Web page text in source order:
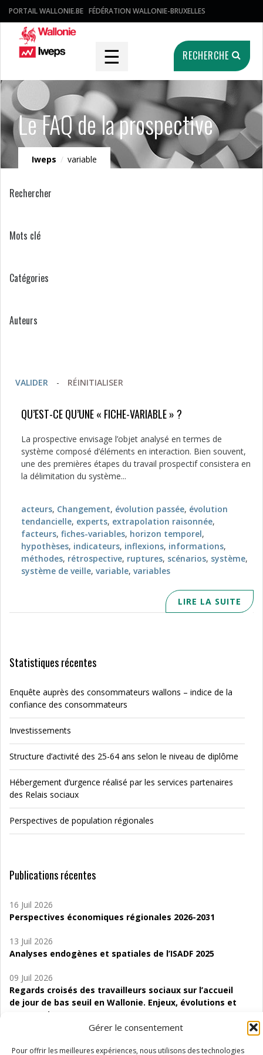
Gérer le consentement
Pour offrir les meilleures expériences, nous utilisons des technologies
PORTAIL WALLONIE.BE FÉDÉRATION WALLONIE-BRUXELLES
☰ RECHERCHE
Le FAQ de la prospective
Iweps / variable
Rechercher
Mots clé
Catégories
Auteurs
VALIDER - RÉINITIALISER
QU’EST-CE QU’UNE « FICHE-VARIABLE » ?
La prospective envisage l’objet analysé en termes de
système composé d’éléments en interaction. Bien souvent,
une des premières étapes du travail prospectif consistera en
la délimitation du système...
acteurs, Changement, évolution passée, évolution
tendancielle, experts, extrapolation raisonnée,
facteurs, fiches-variables, horizon temporel,
hypothèses, indicateurs, inflexions, informations,
méthodes, rétrospective, ruptures, scénarios, système,
système de veille, variable, variables
LIRE LA SUITE
Statistiques récentes
Enquête auprès des consommateurs wallons – indice de la
confiance des consommateurs
Investissements
Structure d’activité des 25-64 ans selon le niveau de diplôme
Hébergement d’urgence réalisé par les services partenaires
des Relais sociaux
Perspectives de population régionales
Publications récentes
16 Juil 2026
Perspectives économiques régionales 2026-2031
13 Juil 2026
Analyses endogènes et spatiales de l’ISADF 2025
09 Juil 2026
Regards croisés des travailleurs sociaux sur l’accueil
de jour de bas seuil en Wallonie. Enjeux, évolutions et
perspectives
Étude d’évaluabilité des Structures